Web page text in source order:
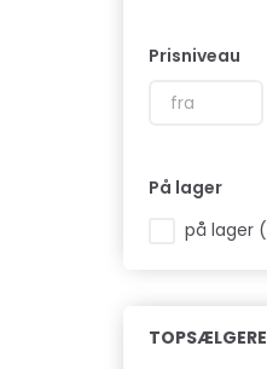
Prisniveau
På lager
på lager (
TOPSÆLGERE